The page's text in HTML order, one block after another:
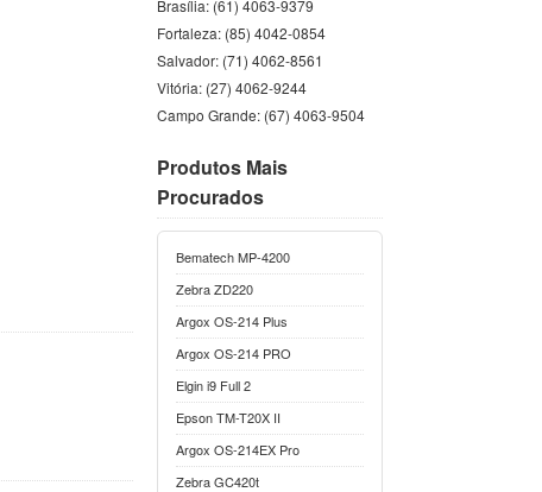
Brasília: (61) 4063-9379
Fortaleza: (85) 4042-0854
Salvador: (71) 4062-8561
Vitória: (27) 4062-9244
Campo Grande: (67) 4063-9504
Produtos Mais
Procurados
Bematech MP-4200
Zebra ZD220
Argox OS-214 Plus
Argox OS-214 PRO
Elgin i9 Full 2
Epson TM-T20X II
Argox OS-214EX Pro
Zebra GC420t